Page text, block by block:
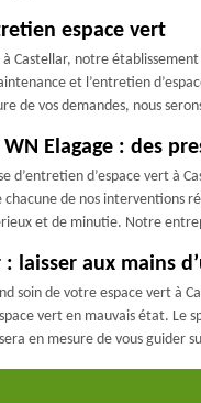
espace vert
Castellar, notre
et l’entretien
de vos demandes, nous
Elagage : des
d’entretien d’espace vert à
de nos interventions
et de minutie. Notre
laisser aux mains
soin de votre espace vert à
vert en mauvais état. Le
en mesure de vous guider